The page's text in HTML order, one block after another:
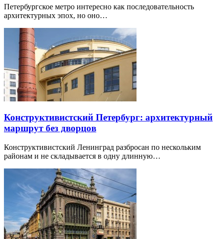
Петербургское метро интересно как последовательность
архитектурных эпох, но оно…
Конструктивистский Петербург: архитектурный
маршрут без дворцов
Конструктивистский Ленинград разбросан по нескольким
районам и не складывается в одну длинную…